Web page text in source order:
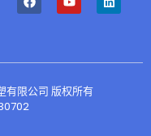
有限公司 版权所有